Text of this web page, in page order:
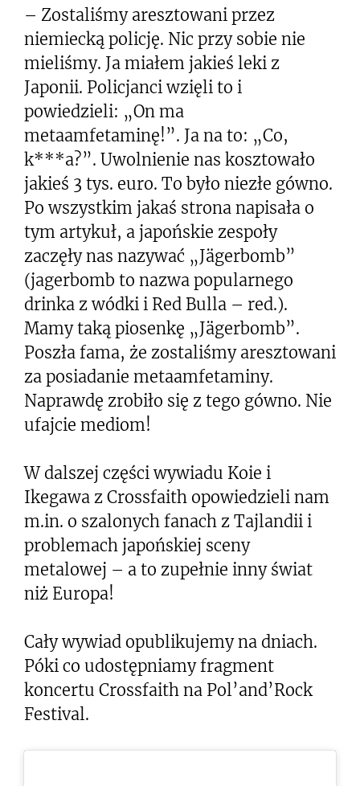
– Zostaliśmy aresztowani przez
niemiecką policję. Nic przy sobie nie
mieliśmy. Ja miałem jakieś leki z
Japonii. Policjanci wzięli to i
powiedzieli: „On ma
metaamfetaminę!”. Ja na to: „Co,
k***a?”. Uwolnienie nas kosztowało
jakieś 3 tys. euro. To było niezłe gówno.
Po wszystkim jakaś strona napisała o
tym artykuł, a japońskie zespoły
zaczęły nas nazywać „Jägerbomb”
(jagerbomb to nazwa popularnego
drinka z wódki i Red Bulla – red.).
Mamy taką piosenkę „Jägerbomb”.
Poszła fama, że zostaliśmy aresztowani
za posiadanie metaamfetaminy.
Naprawdę zrobiło się z tego gówno. Nie
ufajcie mediom!
W dalszej części wywiadu Koie i
Ikegawa z Crossfaith opowiedzieli nam
m.in. o szalonych fanach z Tajlandii i
problemach japońskiej sceny
metalowej – a to zupełnie inny świat
niż Europa!
Cały wywiad opublikujemy na dniach.
Póki co udostępniamy fragment
koncertu Crossfaith na Pol’and’Rock
Festival.